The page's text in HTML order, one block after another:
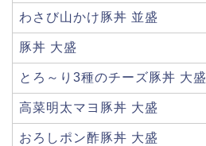
わさび山かけ豚丼 並盛
豚丼 大盛
とろ～り3種のチーズ豚丼 大盛
高菜明太マヨ豚丼 大盛
おろしポン酢豚丼 大盛